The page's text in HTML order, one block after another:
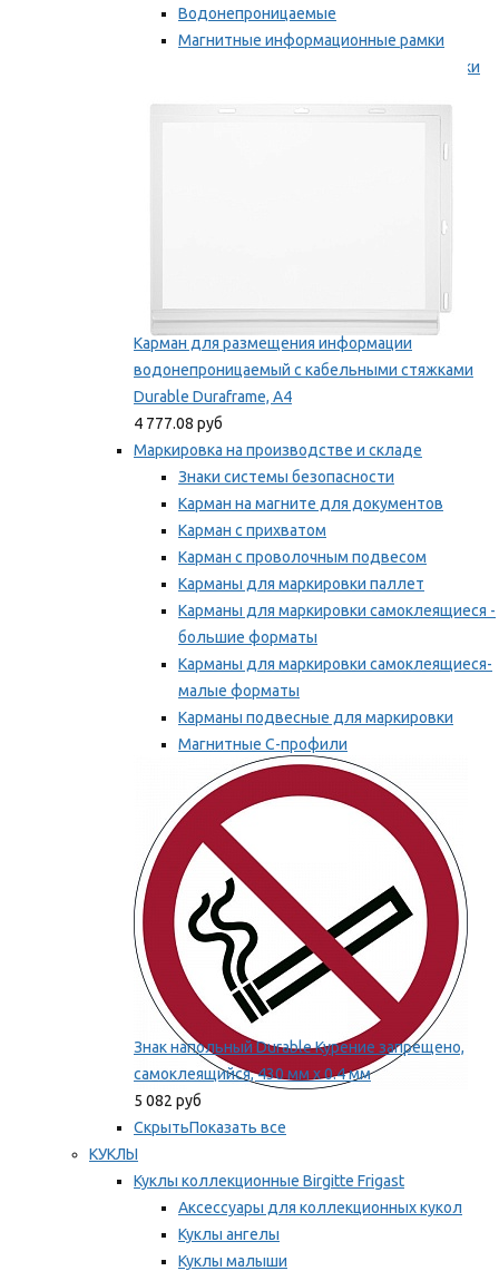
Водонепроницаемые
Магнитные информационные рамки
Самоклеящиеся информационные рамки
Карман для размещения информации
водонепроницаемый с кабельными стяжками
Durable Duraframe, А4
4 777.08 руб
Маркировка на производстве и складе
Знаки системы безопасности
Карман на магните для документов
Карман с прихватом
Карман с проволочным подвесом
Карманы для маркировки паллет
Карманы для маркировки самоклеящиеся -
большие форматы
Карманы для маркировки самоклеящиеся-
малые форматы
Карманы подвесные для маркировки
Магнитные С-профили
Напольная маркировка
Мы рекомендуем
Знак напольный Durable Курение запрещено,
самоклеящийся, 430 мм х 0.4 мм
5 082 руб
СкрытьПоказать все
КУКЛЫ
Куклы коллекционные Birgitte Frigast
Аксессуары для коллекционных кукол
Куклы ангелы
Куклы малыши